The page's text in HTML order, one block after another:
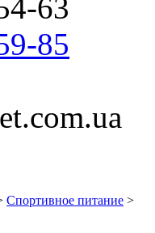
63
85
Спортивное питание >